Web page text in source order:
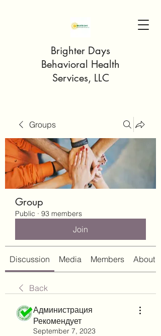
Brighter Days
Behavioral Health
Services, LLC
Groups
Group
Public · 93 members
Join
Discussion Media Members About
Back
Администрация
Рекомендует
September 7, 2023